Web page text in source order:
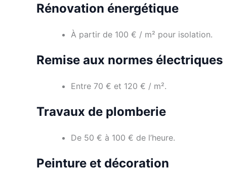
Rénovation énergétique
À partir de 100 € / m² pour isolation.
Remise aux normes électriques
Entre 70 € et 120 € / m².
Travaux de plomberie
De 50 € à 100 € de l’heure.
Peinture et décoration